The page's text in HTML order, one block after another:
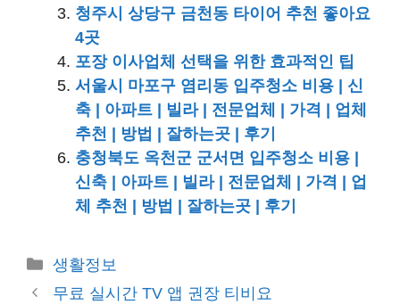
청주시 상당구 금천동 타이어 추천 좋아요
4곳
포장 이사업체 선택을 위한 효과적인 팁
서울시 마포구 염리동 입주청소 비용 | 신
축 | 아파트 | 빌라 | 전문업체 | 가격 | 업체
추천 | 방법 | 잘하는곳 | 후기
충청북도 옥천군 군서면 입주청소 비용 |
신축 | 아파트 | 빌라 | 전문업체 | 가격 | 업
체 추천 | 방법 | 잘하는곳 | 후기
카
테
생활정보
무료 실시간 TV 앱 권장 티비요